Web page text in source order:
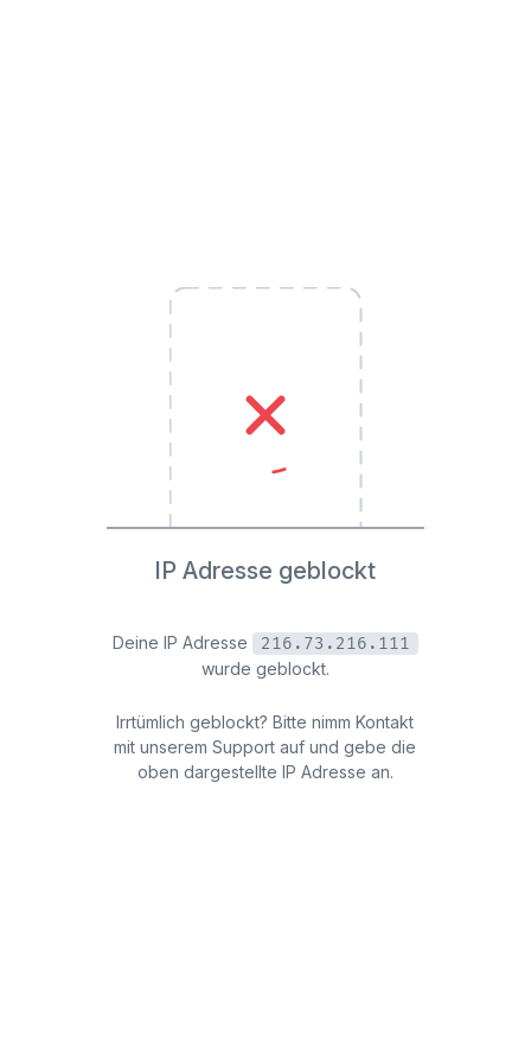
IP Adresse geblockt
Deine IP Adresse
216.73.216.111
wurde geblockt.
Irrtümlich geblockt? Bitte nimm Kontakt
mit unserem Support auf und gebe die
oben dargestellte IP Adresse an.